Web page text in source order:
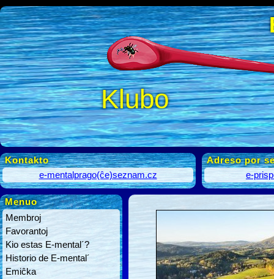
Klubo
Kontakto
e-mentalprago(ĉe)seznam.cz
Adreso por
e-
Menuo
Membroj
Favorantoj
Kio estas E-mental´?
Historio de E-mental´
Emiĉka